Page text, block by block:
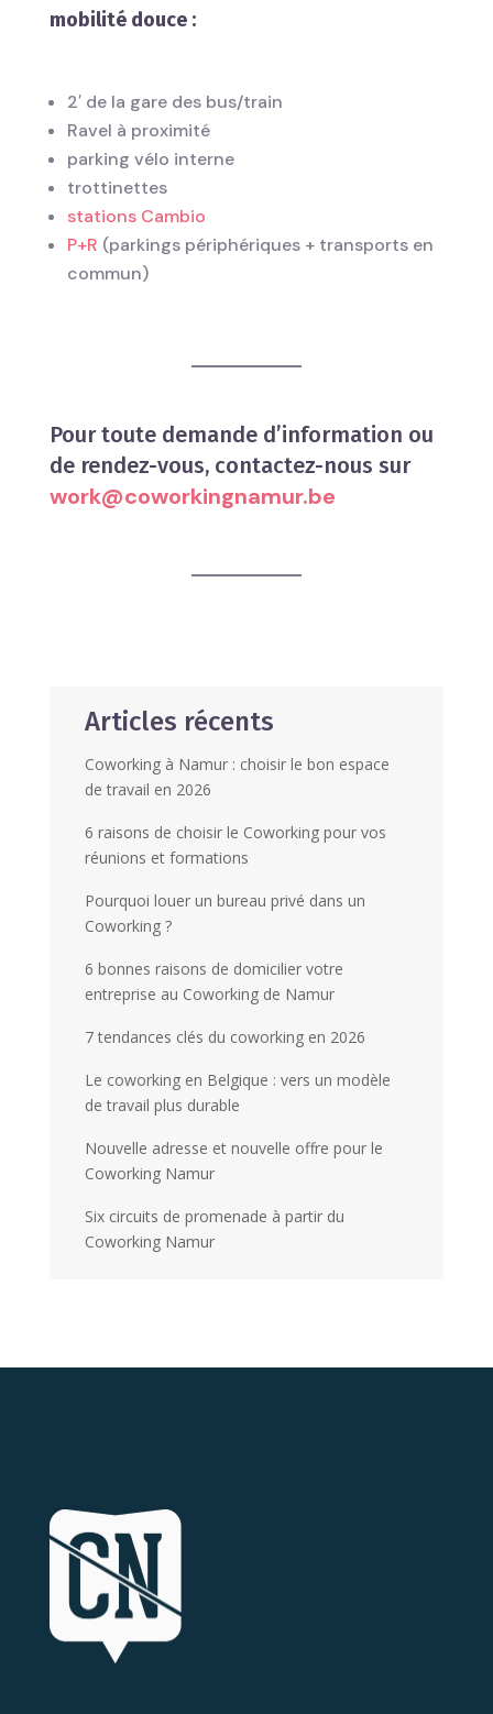
mobilité douce :
2′ de la gare des bus/train
Ravel à proximité
parking vélo interne
trottinettes
stations Cambio
P+R (parkings périphériques + transports en
commun)
Pour toute demande d’information ou
de rendez-vous, contactez-nous sur
work@coworkingnamur.be
Articles récents
Coworking à Namur : choisir le bon espace
de travail en 2026
6 raisons de choisir le Coworking pour vos
réunions et formations
Pourquoi louer un bureau privé dans un
Coworking ?
6 bonnes raisons de domicilier votre
entreprise au Coworking de Namur
7 tendances clés du coworking en 2026
Le coworking en Belgique : vers un modèle
de travail plus durable
Nouvelle adresse et nouvelle offre pour le
Coworking Namur
Six circuits de promenade à partir du
Coworking Namur